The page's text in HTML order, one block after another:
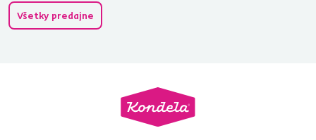
Všetky predajne